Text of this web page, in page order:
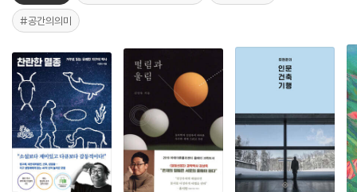
#공간의의미